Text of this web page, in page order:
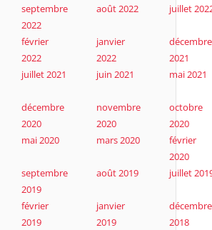
septembre
2022
août 2022 juillet
février
2022
janvier
2022
décembre
2021
juillet 2021 juin 2021 mai 2021
décembre
2020
novembre
2020
octobre
2020
mai 2020 mars 2020
février
2020
septembre
2019
août 2019 juillet
février
2019
janvier
2019
décembre
2018